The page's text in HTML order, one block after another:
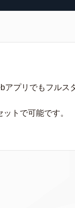
アプリでもフルス
トで可能です。